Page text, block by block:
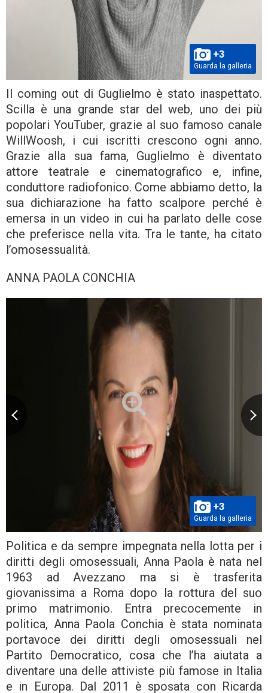
+3
Guarda la galleria
Il coming out di Guglielmo è stato inaspettato.
Scilla è una grande star del web, uno dei più
popolari YouTuber, grazie al suo famoso canale
WillWoosh, i cui iscritti crescono ogni anno.
Grazie alla sua fama, Guglielmo è diventato
attore teatrale e cinematografico e, infine,
conduttore radiofonico. Come abbiamo detto, la
sua dichiarazione ha fatto scalpore perché è
emersa in un video in cui ha parlato delle cose
che preferisce nella vita. Tra le tante, ha citato
l’omosessualità.
ANNA PAOLA CONCHIA
+3
Guarda la galleria
Politica e da sempre impegnata nella lotta per i
diritti degli omosessuali, Anna Paola è nata nel
1963 ad Avezzano ma si è trasferita
giovanissima a Roma dopo la rottura del suo
primo matrimonio. Entra precocemente in
politica, Anna Paola Conchia è stata nominata
portavoce dei diritti degli omosessuali nel
Partito Democratico, cosa che l’ha aiutata a
diventare una delle attiviste più famose in Italia
e in Europa. Dal 2011 è sposata con Ricarda